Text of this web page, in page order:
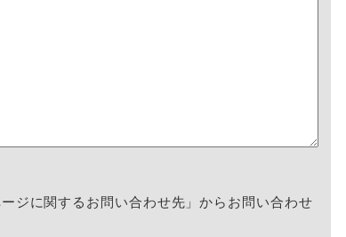
ジに関するお問い合わせ先」からお問い合わせ